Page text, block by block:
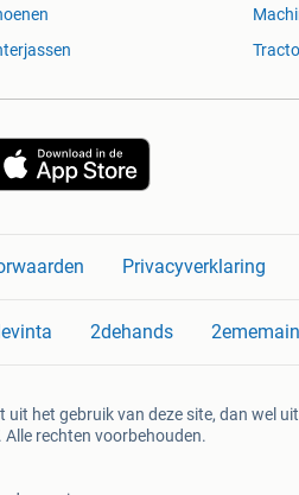
Privacyverklaring
2dehands 2ememain
het gebruik van deze site, dan wel
rechten voorbehouden.